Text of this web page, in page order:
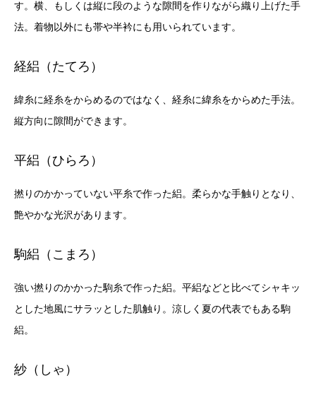
す。横、もしくは縦に段のような隙間を作りながら織り上げた手
法。着物以外にも帯や半衿にも用いられています。
経絽（たてろ）
緯糸に経糸をからめるのではなく、経糸に緯糸をからめた手法。
縦方向に隙間ができます。
平絽（ひらろ）
撚りのかかっていない平糸で作った絽。柔らかな手触りとなり、
艶やかな光沢があります。
駒絽（こまろ）
強い撚りのかかった駒糸で作った絽。平絽などと比べてシャキッ
とした地風にサラッとした肌触り。涼しく夏の代表でもある駒
絽。
紗（しゃ）